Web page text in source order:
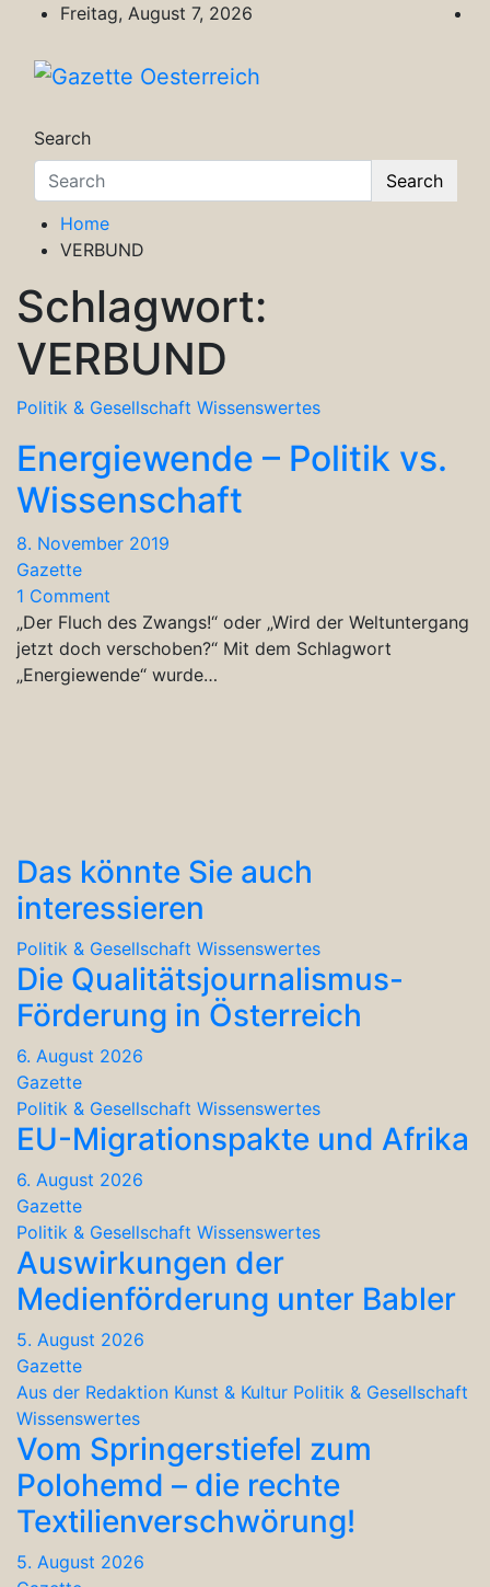
content
Freitag, August 7, 2026
Search
Search
Home
VERBUND
Schlagwort:
VERBUND
Politik & Gesellschaft Wissenswertes
Energiewende – Politik vs.
Wissenschaft
8. November 2019
Gazette
1 Comment
„Der Fluch des Zwangs!“ oder „Wird der Weltuntergang
jetzt doch verschoben?“ Mit dem Schlagwort
„Energiewende“ wurde…
Das könnte Sie auch
interessieren
Politik & Gesellschaft Wissenswertes
Die Qualitätsjournalismus-
Förderung in Österreich
6. August 2026
Gazette
Politik & Gesellschaft Wissenswertes
EU-Migrationspakte und Afrika
6. August 2026
Gazette
Politik & Gesellschaft Wissenswertes
Auswirkungen der
Medienförderung unter Babler
5. August 2026
Gazette
Aus der Redaktion Kunst & Kultur Politik & Gesellschaft
Wissenswertes
Vom Springerstiefel zum
Polohemd – die rechte
Textilienverschwörung!
5. August 2026